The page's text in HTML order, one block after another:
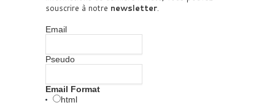
souscrire à notre newsletter.
Email
Pseudo
Email Format
html